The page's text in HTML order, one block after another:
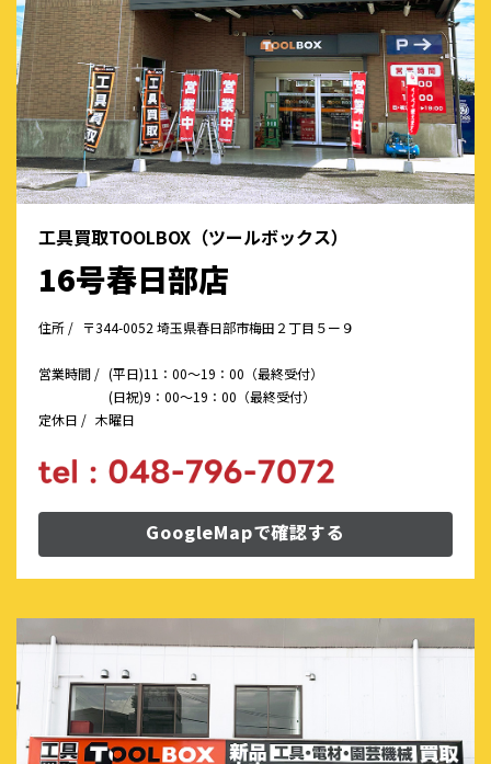
工具買取TOOLBOX（ツールボックス）
16号春日部店
住所 / 〒344-0052 埼玉県春日部市梅田２丁目５ー９
営業時間 / (平日)11：00～19：00（最終受付）
(日祝)9：00～19：00（最終受付）
定休日 / 木曜日
GoogleMapで確認する